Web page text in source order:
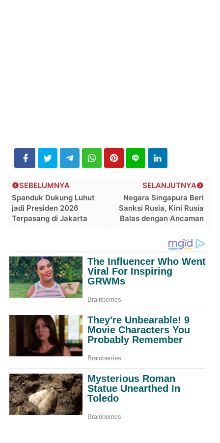
SELANJUTNYA
Negara Singapura Beri
Sanksi Rusia, Kini Rusia
Balas dengan Ancaman
SEBELUMNYA
Spanduk Dukung Luhut
jadi Presiden 2026
Terpasang di Jakarta